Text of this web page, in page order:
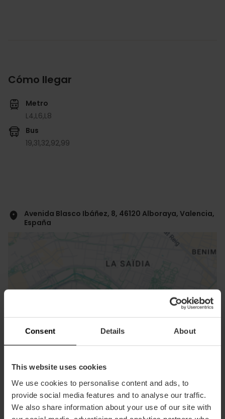
Consent Details About
This website uses cookies
We use cookies to personalise content and ads, to
provide social media features and to analyse our traffic.
We also share information about your use of our site with
Cómo llegar
Metro
L4,L6,L8
Bus
19,31,32,92,99
Avenida Blasco Ibáñez, 8, 46120 Alboraya, Valencia,
España